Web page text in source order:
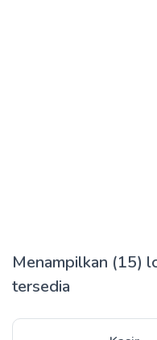
Menampilkan (15)
tersedia